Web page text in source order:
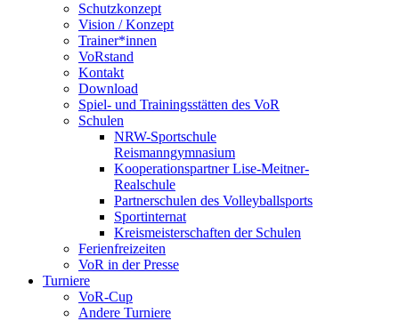
Schutzkonzept
Vision / Konzept
Trainer*innen
VoRstand
Kontakt
Download
Spiel- und Trainingsstätten des VoR
Schulen
NRW-Sportschule
Reismanngymnasium
Kooperationspartner Lise-Meitner-
Realschule
Partnerschulen des Volleyballsports
Sportinternat
Kreismeisterschaften der Schulen
Ferienfreizeiten
VoR in der Presse
Turniere
VoR-Cup
Andere Turniere